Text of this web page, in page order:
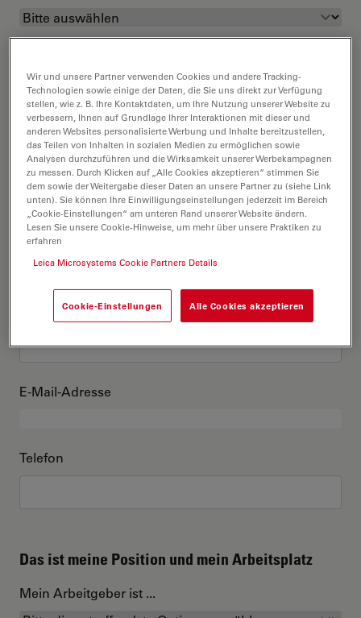
Das bin ich
Akademischer Grad
Vorname
Nachname
E-Mail-Adresse
Telefon
Das ist meine Position und mein Arbeitsplatz
Mein Arbeitgeber ist ...
Wir und unsere Partner verwenden Cookies und andere Tracking-
Technologien sowie einige der Daten, die Sie uns direkt zur Verfügung
stellen, wie z. B. Ihre Kontaktdaten, um Ihre Nutzung unserer Website zu
verbessern, Ihnen auf Grundlage Ihrer Interaktionen mit dieser und
anderen Websites personalisierte Werbung und Inhalte bereitzustellen,
das Teilen von Inhalten in sozialen Medien zu ermöglichen sowie
Analysen durchzuführen und die Wirksamkeit unserer Werbekampagnen
zu messen. Durch Klicken auf „Alle Cookies akzeptieren“ stimmen Sie
dem sowie der Weitergabe dieser Daten an unsere Partner zu (siehe Link
unten). Sie können Ihre Einwilligungseinstellungen jederzeit im Bereich
„Cookie-Einstellungen“ am unteren Rand unserer Website ändern.
Lesen Sie unsere Cookie-Hinweise, um mehr über unsere Praktiken zu
erfahren
Leica Microsystems Cookie Partners Details
Cookie-Einstellungen Alle Cookies akzeptieren